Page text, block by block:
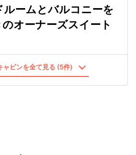
ームとバルコニーを
オーナーズスイート
ャビンを全て見る (5件)